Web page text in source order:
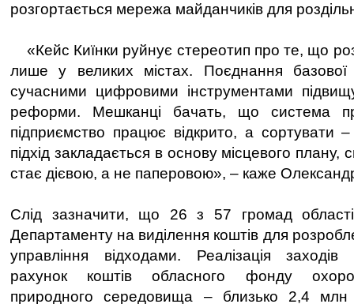
розгортається мережа майданчиків для
«Кейс Киїнки руйнує стереотип про те, що
лише у великих містах. Поєднання базової
сучасними цифровими інструментами
реформи. Мешканці бачать, що система
підприємство працює відкрито, а сортувати
підхід закладається в основу місцевого
стає дієвою, а не паперовою», – каже
Слід зазначити, що 26 з 57 громад
Департаменту на виділення коштів для
управління відходами. Реалізація
рахунок коштів обласного фонду
природного середовища – близько 2,4 млн